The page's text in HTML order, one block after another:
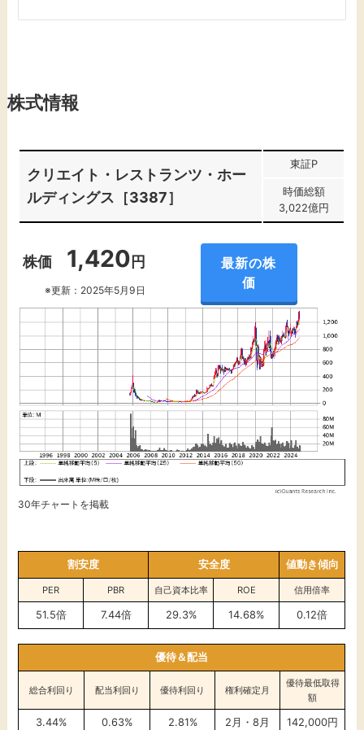
株式情報
クリエイト・レストランツ・ホー
ルディングス［3387］
東証P
時価総額
3,022億円
株価 1,420円
※更新：2025年5月9日
最新の株
価
30年チャートを掲載
割安度 安全度 値動き傾向
PER PBR 自己資本比率 ROE 信用倍率
51.5倍 7.44倍 29.3% 14.68% 0.12倍
優待＆配当
総合利回り 配当利回り 優待利回り 権利確定月
優待最低取得
額
3.44% 0.63% 2.81% 2月・8月 142,000円